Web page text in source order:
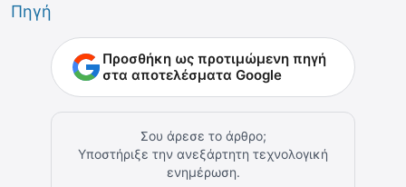
Πηγή
Προσθήκη ως προτιμώμενη πηγή
στα αποτελέσματα Google
Σου άρεσε το άρθρο;
Υποστήριξε την ανεξάρτητη τεχνολογική
ενημέρωση.